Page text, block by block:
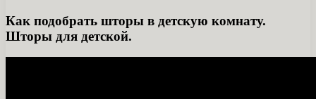
Как подобрать шторы в детскую комнату.
Шторы для детской.